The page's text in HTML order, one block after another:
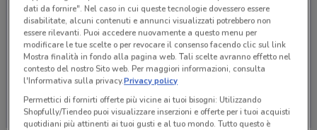
Ci dispiace, al momento non abbiamo pubblicato
dati da fornire". Nel caso in cui queste tecnologie dovessero essere
disabilitate, alcuni contenuti e annunci visualizzati potrebbero non
essere rilevanti. Puoi accedere nuovamente a questo menu per
modificare le tue scelte o per revocare il consenso facendo clic sul link
Mostra finalità in fondo alla pagina web. Tali scelte avranno effetto nel
contesto del nostro Sito web. Per maggiori informazioni, consulta
l'Informativa sulla privacy.Privacy policy
Permettici di fornirti offerte più vicine ai tuoi bisogni: Utilizzando
Shopfully/Tiendeo puoi visualizzare inserzioni e offerte per i tuoi acquisti
quotidiani più attinenti ai tuoi gusti e al tuo mondo. Tutto questo è